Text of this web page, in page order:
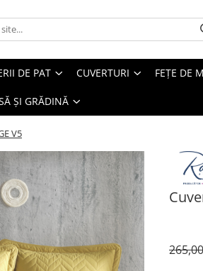
DE PAT CUVERTURI FEȚE DE
ȘI GRĂDINĂ
V5